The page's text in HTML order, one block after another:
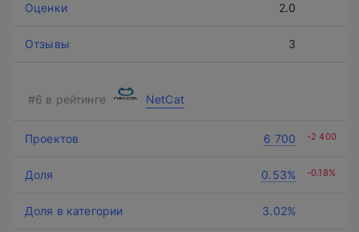
2.0
3
NetCat
6 700 -2 400
0.53% -0.18%
3.02%